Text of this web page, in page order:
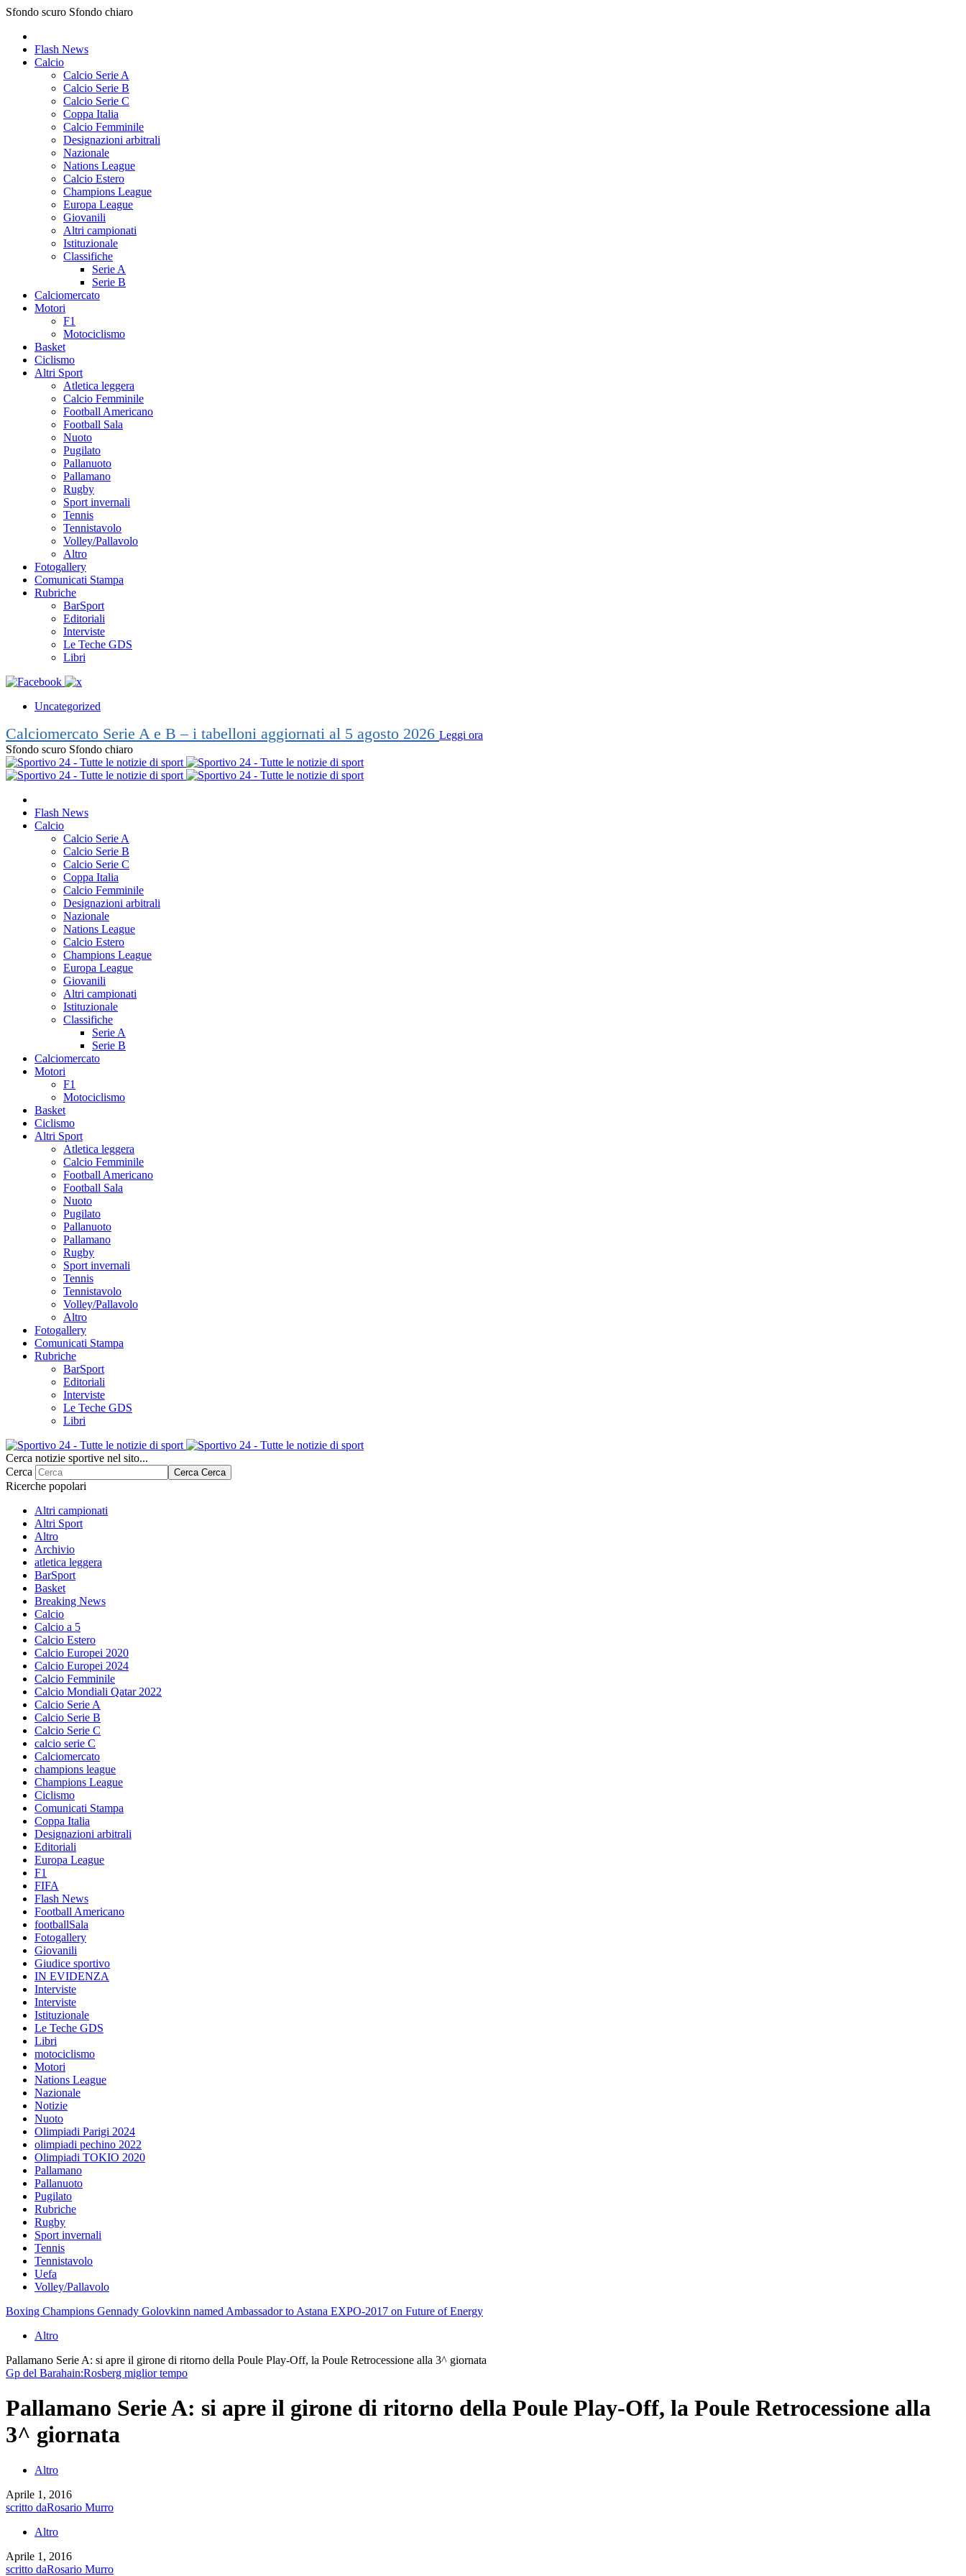
Sfondo scuro Sfondo chiaro
Flash News
Calcio
Calcio Serie A
Calcio Serie B
Calcio Serie C
Coppa Italia
Calcio Femminile
Designazioni arbitrali
Nazionale
Nations League
Calcio Estero
Champions League
Europa League
Giovanili
Altri campionati
Istituzionale
Classifiche
Serie A
Serie B
Calciomercato
Motori
F1
Motociclismo
Basket
Ciclismo
Altri Sport
Atletica leggera
Calcio Femminile
Football Americano
Football Sala
Nuoto
Pugilato
Pallanuoto
Pallamano
Rugby
Sport invernali
Tennis
Tennistavolo
Volley/Pallavolo
Altro
Fotogallery
Comunicati Stampa
Rubriche
BarSport
Editoriali
Interviste
Le Teche GDS
Libri
Uncategorized
Calciomercato Serie A e B – i tabelloni aggiornati al 5 agosto 2026 Leggi ora
Sfondo scuro Sfondo chiaro
Flash News
Calcio
Calcio Serie A
Calcio Serie B
Calcio Serie C
Coppa Italia
Calcio Femminile
Designazioni arbitrali
Nazionale
Nations League
Calcio Estero
Champions League
Europa League
Giovanili
Altri campionati
Istituzionale
Classifiche
Serie A
Serie B
Calciomercato
Motori
F1
Motociclismo
Basket
Ciclismo
Altri Sport
Atletica leggera
Calcio Femminile
Football Americano
Football Sala
Nuoto
Pugilato
Pallanuoto
Pallamano
Rugby
Sport invernali
Tennis
Tennistavolo
Volley/Pallavolo
Altro
Fotogallery
Comunicati Stampa
Rubriche
BarSport
Editoriali
Interviste
Le Teche GDS
Libri
Cerca notizie sportive nel sito...
Cerca
Cerca Cerca
Ricerche popolari
Altri campionati
Altri Sport
Altro
Archivio
atletica leggera
BarSport
Basket
Breaking News
Calcio
Calcio a 5
Calcio Estero
Calcio Europei 2020
Calcio Europei 2024
Calcio Femminile
Calcio Mondiali Qatar 2022
Calcio Serie A
Calcio Serie B
Calcio Serie C
calcio serie C
Calciomercato
champions league
Champions League
Ciclismo
Comunicati Stampa
Coppa Italia
Designazioni arbitrali
Editoriali
Europa League
F1
FIFA
Flash News
Football Americano
footballSala
Fotogallery
Giovanili
Giudice sportivo
IN EVIDENZA
Interviste
Interviste
Istituzionale
Le Teche GDS
Libri
motociclismo
Motori
Nations League
Nazionale
Notizie
Nuoto
Olimpiadi Parigi 2024
olimpiadi pechino 2022
Olimpiadi TOKIO 2020
Pallamano
Pallanuoto
Pugilato
Rubriche
Rugby
Sport invernali
Tennis
Tennistavolo
Uefa
Volley/Pallavolo
Boxing Champions Gennady Golovkinn named Ambassador to Astana EXPO-2017 on Future of Energy
Altro
Pallamano Serie A: si apre il girone di ritorno della Poule Play-Off, la Poule Retrocessione alla 3^ giornata
Gp del Barahain:Rosberg miglior tempo
Pallamano Serie A: si apre il girone di ritorno della Poule Play-Off, la Poule Retrocessione alla
3^ giornata
Altro
Aprile 1, 2016
scritto daRosario Murro
Altro
Aprile 1, 2016
scritto daRosario Murro